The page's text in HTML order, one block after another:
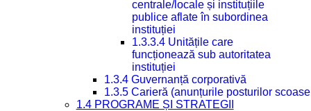
centrale/locale și instituțiile
publice aflate în subordinea
instituției
1.3.3.4 Unitățile care
funcționează sub autoritatea
instituției
1.3.4 Guvernanță corporativă
1.3.5 Carieră (anunțurile posturilor
1.4 PROGRAME ȘI STRATEGII